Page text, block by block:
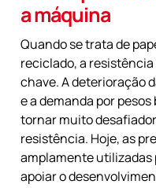
a máquina
Quando se trata de
reciclado, a
chave. A deterioração
e a demanda por
tornar muito
resistência. Hoje, as
amplamente utilizadas
apoiar o